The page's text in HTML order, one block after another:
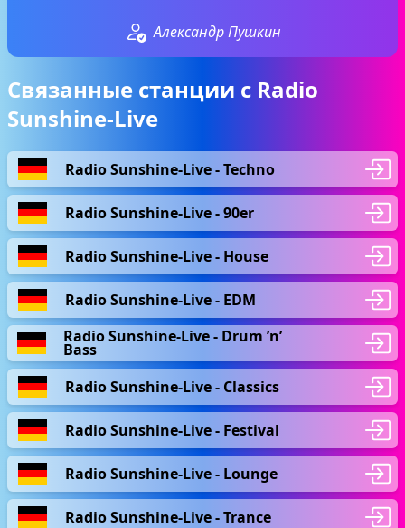
Александр Пушкин
Связанные станции с Radio
Sunshine-Live
Radio Sunshine-Live - Techno
Radio Sunshine-Live - 90er
Radio Sunshine-Live - House
Radio Sunshine-Live - EDM
Radio Sunshine-Live - Drum ’n’
Bass
Radio Sunshine-Live - Classics
Radio Sunshine-Live - Festival
Radio Sunshine-Live - Lounge
Radio Sunshine-Live - Trance